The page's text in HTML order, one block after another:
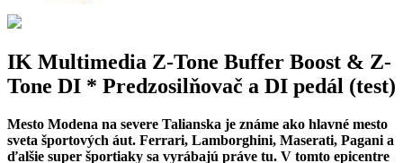
IK Multimedia Z-Tone Buffer Boost & Z-
Tone DI * Predzosilňovač a DI pedál (test)
Mesto Modena na severe Talianska je známe ako hlavné mesto
sveta športových áut. Ferrari, Lamborghini, Maserati, Pagani a
ďalšie super športiaky sa vyrábajú práve tu. V tomto epicentre